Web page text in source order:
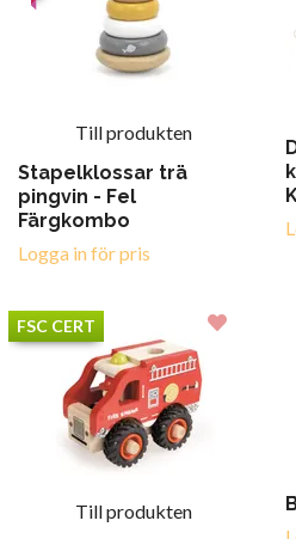
Till produkten
Stapelklossar trä
pingvin - Fel
Färgkombo
Logga in för pris
FSC CERT
Till produkten